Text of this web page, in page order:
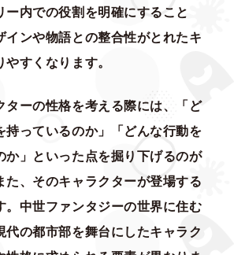
ー内での役割を明確にすること
インや物語との整合性がとれたキ
すくなります。
ターの性格を考える際には、「ど
持っているのか」「どんな行動を
か」といった点を掘り下げるのが
た、そのキャラクターが登場する
。中世ファンタジーの世界に住む
代の都市部を舞台にしたキャラク